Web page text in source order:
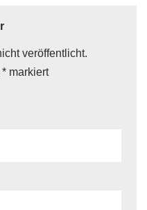
veröffentlicht.
* markiert